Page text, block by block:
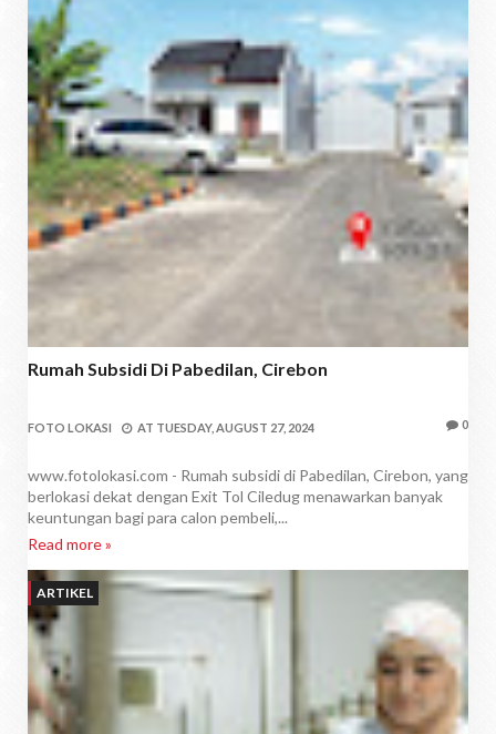
Rumah Subsidi Di Pabedilan, Cirebon
FOTO LOKASI AT TUESDAY, AUGUST 27, 2024 0
www.fotolokasi.com - Rumah subsidi di Pabedilan, Cirebon, yang
berlokasi dekat dengan Exit Tol Ciledug menawarkan banyak
keuntungan bagi para calon pembeli,...
Read more »
ARTIKEL